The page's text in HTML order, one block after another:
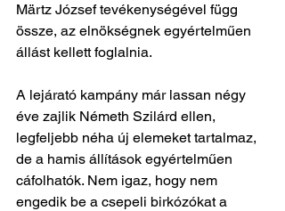
Märtz József tevékenységével függ
össze, az elnökségnek egyértelműen
állást kellett foglalnia.
A lejárató kampány már lassan négy
éve zajlik Németh Szilárd ellen,
legfeljebb néha új elemeket tartalmaz,
de a hamis állítások egyértelműen
cáfolhatók. Nem igaz, hogy nem
engedik be a csepeli birkózókat a